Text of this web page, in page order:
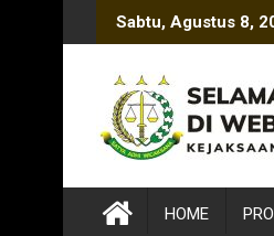
to
Sabtu, Agustus 8,
HOME